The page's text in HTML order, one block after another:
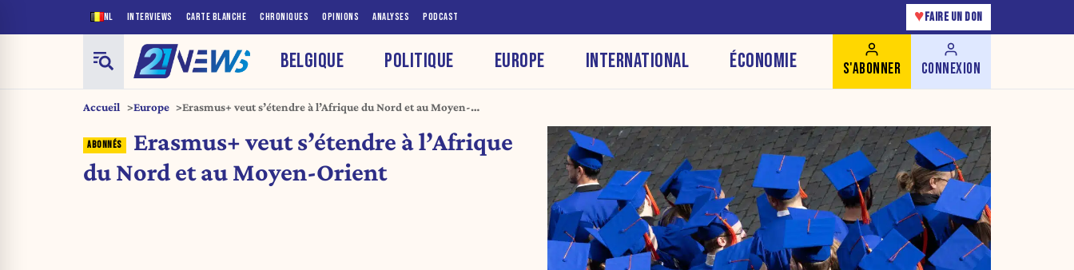
NL INTERVIEWS CARTE BLANCHE CHRONIQUES OPINIONS ANALYSES PODCAST ♥ FAIRE UN DON
BELGIQUE POLITIQUE EUROPE INTERNATIONAL ÉCONOMIE S'ABONNER CONNEXION
Accueil Europe
Erasmus+ veut s’étendre à l’Afrique du Nord et au Moyen-
Erasmus+ veut s’étendre à l’Afrique
du Nord et au Moyen-Orient